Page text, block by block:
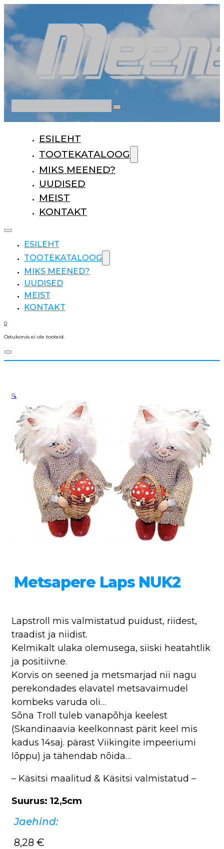
ESILEHT
TOOTEKATALOOG
MIKS MEENED?
UUDISED
MEIST
KONTAKT
ESILEHT
TOOTEKATALOOG
MIKS MEENED?
UUDISED
MEIST
KONTAKT
0
Ostukorvis ei ole tooteid.
Metsapere Laps NUK2
Lapstroll mis valmistatud puidust, riidest,
traadist ja niidist.
Kelmikalt ulaka olemusega, siiski heatahtlik
ja positiivne.
Korvis on seened ja metsmarjad nii nagu
perekondades elavatel metsavaimudel
kombeks varuda oli…
Sõna Troll tuleb vanapõhja keelest
(Skandinaavia keelkonnast pärit keel mis
kadus 14saj. pärast Viikingite impeeriumi
lõppu) ja tähendab nõida…
– Käsitsi maalitud & Käsitsi valmistatud –
Suurus: 12,5cm
Jaehind:
8,28 €
🔍